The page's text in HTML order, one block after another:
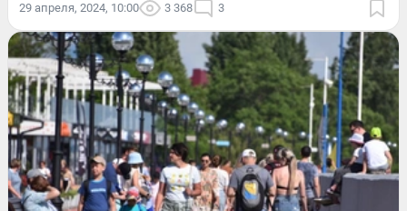
29 апреля, 2024, 10:00 3 368 3